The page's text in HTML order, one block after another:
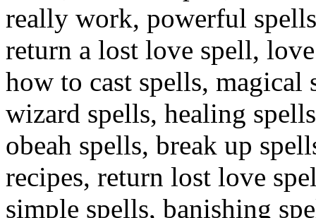
really work, powerful
return a lost love spell,
how to cast spells, magical
wizard spells, healing
obeah spells, break up
recipes, return lost love
simple spells, banishing